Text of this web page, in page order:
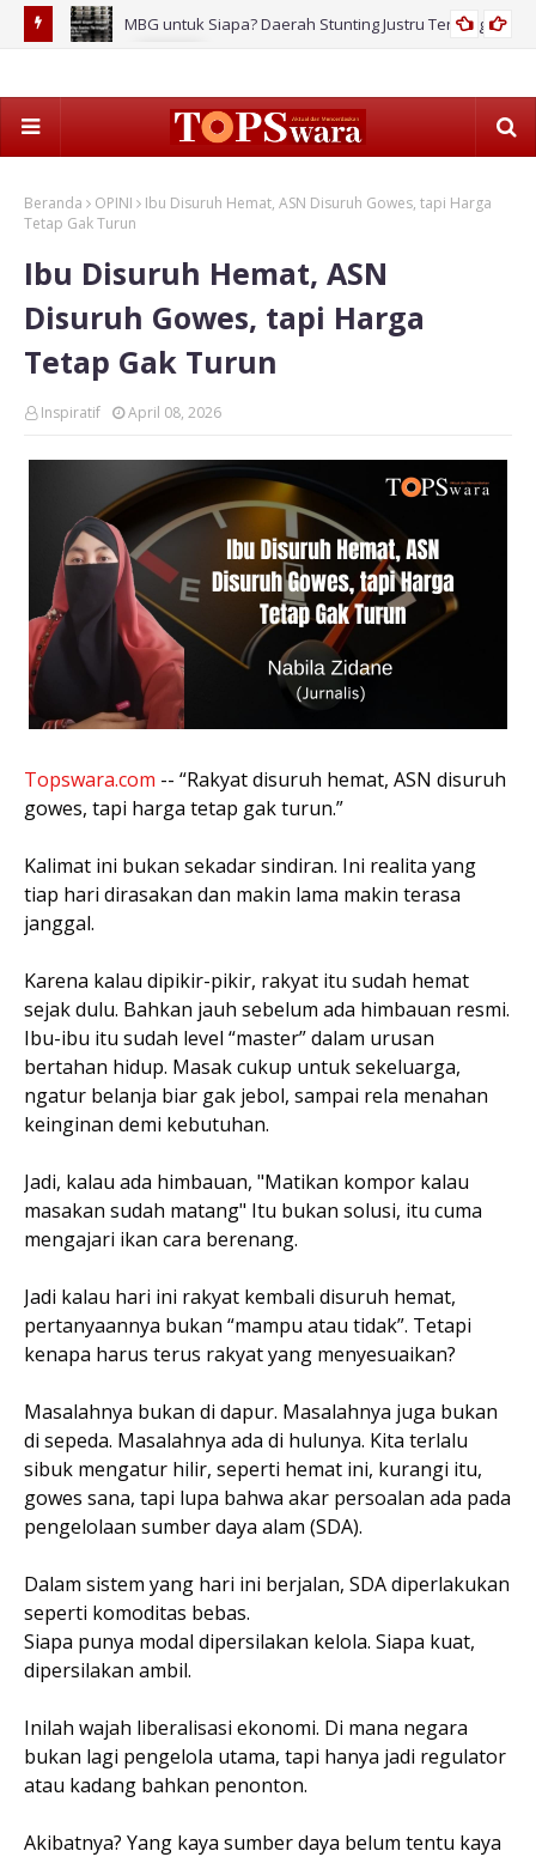
MBG untuk Siapa? Daerah Stunting Justru Tertinggal!
Beranda OPINI
Ibu Disuruh Hemat, ASN Disuruh Gowes, tapi Harga
Tetap Gak Turun
Ibu Disuruh Hemat, ASN
Disuruh Gowes, tapi Harga
Tetap Gak Turun
Inspiratif April 08, 2026
Topswara.com -- “Rakyat disuruh hemat, ASN disuruh
gowes, tapi harga tetap gak turun.”
Kalimat ini bukan sekadar sindiran. Ini realita yang
tiap hari dirasakan dan makin lama makin terasa
janggal.
Karena kalau dipikir-pikir, rakyat itu sudah hemat
sejak dulu. Bahkan jauh sebelum ada himbauan resmi.
Ibu-ibu itu sudah level “master” dalam urusan
bertahan hidup. Masak cukup untuk sekeluarga,
ngatur belanja biar gak jebol, sampai rela menahan
keinginan demi kebutuhan.
Jadi, kalau ada himbauan, "Matikan kompor kalau
masakan sudah matang" Itu bukan solusi, itu cuma
mengajari ikan cara berenang.
Jadi kalau hari ini rakyat kembali disuruh hemat,
pertanyaannya bukan “mampu atau tidak”. Tetapi
kenapa harus terus rakyat yang menyesuaikan?
Masalahnya bukan di dapur. Masalahnya juga bukan
di sepeda. Masalahnya ada di hulunya. Kita terlalu
sibuk mengatur hilir, seperti hemat ini, kurangi itu,
gowes sana, tapi lupa bahwa akar persoalan ada pada
pengelolaan sumber daya alam (SDA).
Dalam sistem yang hari ini berjalan, SDA diperlakukan
seperti komoditas bebas.
Siapa punya modal dipersilakan kelola. Siapa kuat,
dipersilakan ambil.
Inilah wajah liberalisasi ekonomi. Di mana negara
bukan lagi pengelola utama, tapi hanya jadi regulator
atau kadang bahkan penonton.
Akibatnya? Yang kaya sumber daya belum tentu kaya